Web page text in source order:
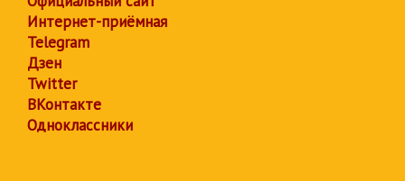
Интернет-приёмная
Telegram
Дзен
Twitter
ВКонтакте
Одноклассники